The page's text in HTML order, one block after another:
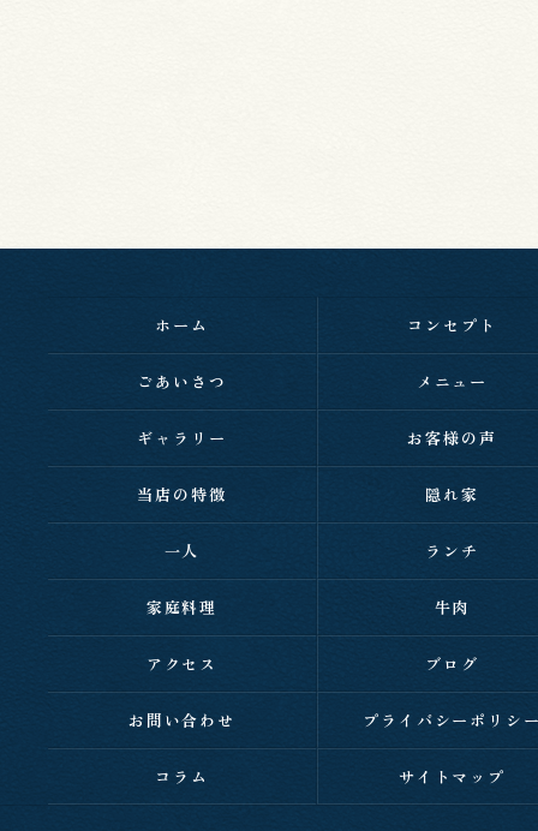
ホーム コンセプト
ごあいさつ メニュー
ギャラリー お客様の声
当店の特徴 隠れ家
一人 ランチ
家庭料理 牛肉
アクセス ブログ
お問い合わせ プライバシーポリシ
コラム サイトマップ